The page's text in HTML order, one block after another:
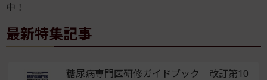
中！
最新特集記事
糖尿病専門医研修ガイドブック 改訂第10